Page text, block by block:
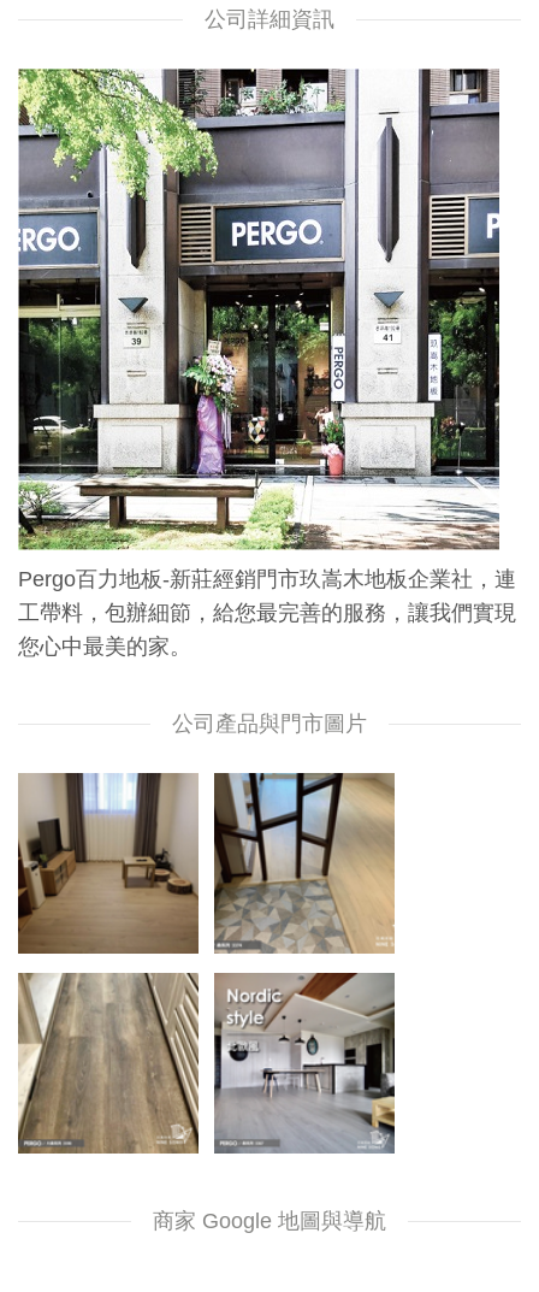
公司詳細資訊
Pergo百力地板-新莊經銷門市玖嵩木地板企業社，連
工帶料，包辦細節，給您最完善的服務，讓我們實現
您心中最美的家。
公司產品與門市圖片
商家 Google 地圖與導航